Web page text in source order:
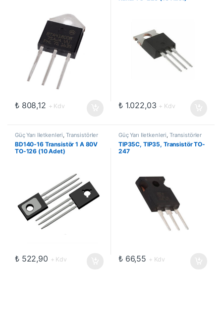
₺808,12 + Kdv ₺1.022,03 + Kdv
Güç Yarı İletkenleri Transistörler
BD140-16 Transistör 1 A 80V
TO-126 (10 Adet)
₺522,90 + Kdv
Güç Yarı İletkenleri Transistörler
TIP35C, TIP35, Transistör TO-
247
₺66,55 + Kdv